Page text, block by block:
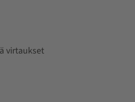
virtaukset